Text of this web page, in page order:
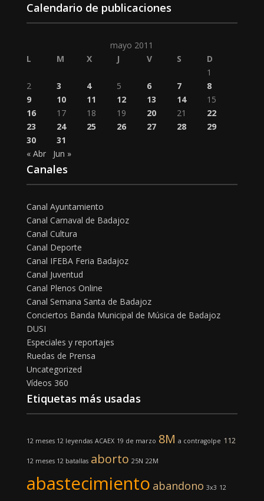
Calendario de publicaciones
mayo 2011
L
M X J V S
D
1
2
3 4 5 6 7
8
9
10 11 12 13 14
15
16
17 18 19 20 21
22
23
24 25 26 27 28
29
30
31
« Abr
Jun »
Canales
Canal Ayuntamiento
Canal Carnaval de Badajoz
Canal Cultura
Canal Deporte
Canal IFEBA Feria Badajoz
Canal Juventud
Canal Plenos Online
Canal Semana Santa de Badajoz
Conciertos Banda Municipal de Música de Badajoz
DUSI
Especiales y reportajes
Ruedas de Prensa
Uncategorized
Vídeos 360
Etiquetas más usadas
12 meses 12 leyendas ACAEX 19 de marzo 8M a contragolpe 112
12 meses 12 batallas aborto 25N 22M
abastecimiento abandono 3x3 12